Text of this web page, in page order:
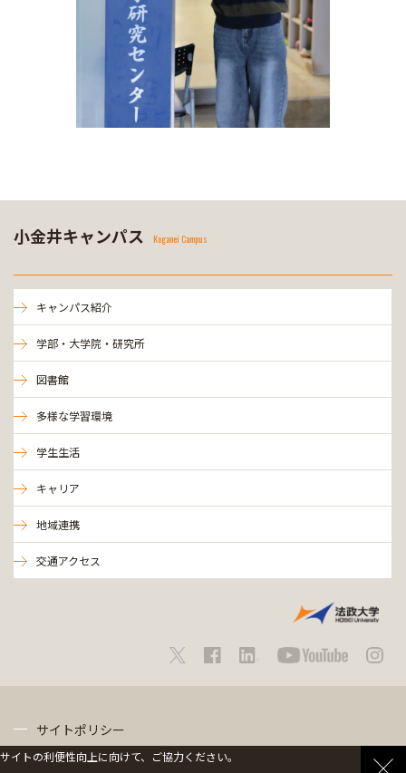
小金井キャンパス Koganei Campus
キャンパス紹介
学部・大学院・研究所
図書館
多様な学習環境
学生生活
キャリア
地域連携
交通アクセス
サイトポリシー
サイトの利便性向上に向けて、ご協力ください。